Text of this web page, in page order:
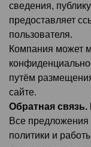
сведения,
предоставляет
пользователя.
Компания может
путём
сайте.
Обратная
Все
политики и